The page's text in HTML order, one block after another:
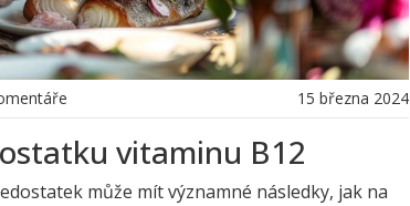
15 března 2024
vitaminu B12
může mít významné následky, jak na